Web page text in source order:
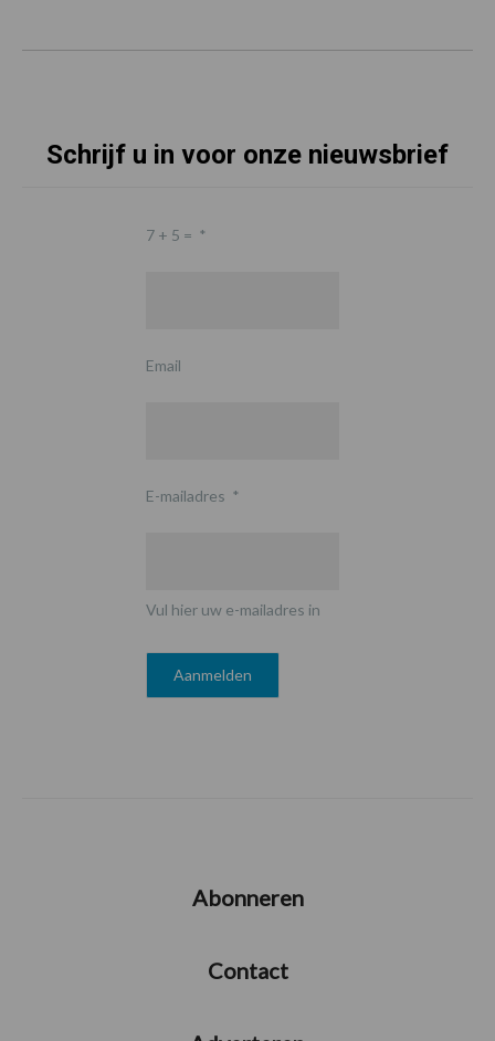
Schrijf u in voor onze nieuwsbrief
7 + 5 = *
Email
E-mailadres *
Vul hier uw e-mailadres in
Abonneren
Contact